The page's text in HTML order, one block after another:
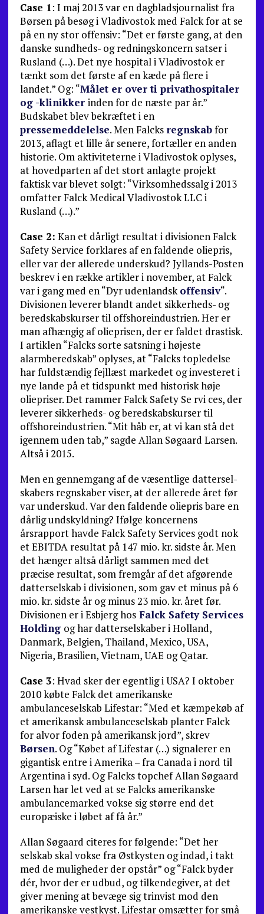
Case 1: I maj 2013 var en dagbladsjournalist fra
Bør­sen på besøg i Vladivostok med Falck for at se
på en ny stor offensiv: “Det er første gang, at den
danske sund­heds- og redningskoncern satser i
Rusland (…). Det nye hospital i Vladivostok er
tænkt som det første af en kæde på flere i
landet.” Og: “Målet er over ti privathospita­ler
og -klinikker inden for de næste par år.”
Budskabet blev bekræftet i en
pressemeddelelse. Men Falcks regnskabfor
2013, aflagt et lille år senere, fortæller en anden
historie. Om aktiviteterne i Vladivostok oplyses,
at hovedparten af det stort anlagte projekt
faktisk var blevet solgt: “Virksomhedssalg i 2013
omfatter Falck Medical Vladivostok LLC i
Rusland (…).”
Case 2: Kan et dårligt resultat i divisionen Falck
Safety Service forklares af en faldende oliepris,
eller var der al­lerede underskud? Jyllands-Posten
beskrev i en række artikler i november, at Falck
var i gang med en “Dyr udenlandskoffensiv“.
Divisionen leverer blandt andet sikkerheds- og
beredskabskurser til offshoreindustrien. Her er
man afhængig af olieprisen, der er faldet drastisk.
I artiklen “Falcks sorte satsning i højeste
alarmberedskab” oplyses, at “Falcks topledelse
har fuldstændig fejllæst markedet og investeret i
nye lande på et tidspunkt med historisk høje
oliepriser. Det rammer Falck Safety Se rvi ces, der
leverer sikkerheds- og beredskabskurser til
offshore­industrien. “Mit håb er, at vi kan stå det
igennem uden tab,” sagde Allan Søgaard Larsen.
Altså i 2015.
Men en gennemgang af de væsentlige dattersel­
skabers regnskaber viser, at der allerede året før
var underskud. Var den faldende oliepris bare en
dårlig undskyldning? Ifølge koncernens
årsrapport havde Falck Safety Services godt nok
et EBITDA resultat på 147 mio. kr. sidste år. Men
det hænger altså dårligt sammen med det
præcise resultat, som fremgår af det afgørende
datterselskab i divisionen, som gav et minus på 6
mio. kr. sidste år og minus 23 mio. kr. året før.
Divisionen er i Esbjerg hosFalck Safety Services
Holding og har datterselskaber i Holland,
Danmark, Belgien, Thailand, Mexico, USA,
Nigeria, Brasilien, Vietnam, UAE og Qatar.
Case 3: Hvad sker der egentlig i USA? I oktober
2010 købte Falck det amerikanske
ambulanceselskab Lifestar: “Med et kæmpekøb af
et amerikansk ambulanceselskab planter Falck
for alvor foden på amerikansk jord”, skrev
Børsen. Og “Købet af Lifestar (…) signalerer en
gigantisk entre i Amerika – fra Canada i nord til
Argentina i syd. Og Falcks topchef Allan Søgaard
Larsen har let ved at se Falcks amerikanske
ambulancemarked vokse sig større end det
europæiske i løbet af få år.”
Allan Søgaard citeres for følgende: “Det her
selskab skal vokse fra Østkysten og indad, i takt
med de mulig­heder der opstår” og “Falck byder
dér, hvor der er udbud, og tilkendegiver, at det
giver mening at bevæge sig trin­vist mod den
amerikanske vestkyst. Lifestar omsætter for små